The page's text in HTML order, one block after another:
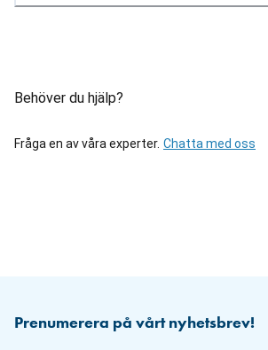
Behöver du hjälp?
Fråga en av våra experter. Chatta med oss
Prenumerera på vårt nyhetsbrev!